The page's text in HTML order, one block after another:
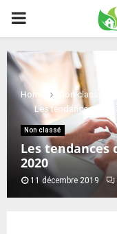
PRIMARY
MENU
Home
Non classé
Les tendances dans
Non classé
Les tendances
2020
11 décembre 2019